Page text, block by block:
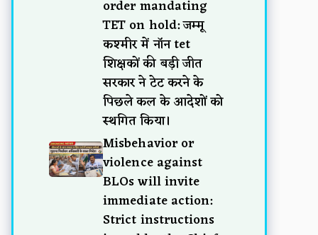
order mandating
TET on hold: जम्मू
कश्मीर में नॉन tet
शिक्षकों की बड़ी जीत
सरकार ने टेट करने के
पिछले कल के आदेशों को
स्थगित किया।
Misbehavior or
violence against
BLOs will invite
immediate action:
Strict instructions